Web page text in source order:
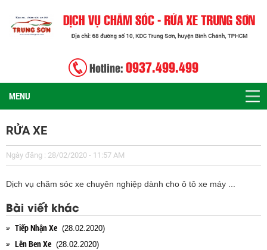
Hotline: 0937.499.499
MENU
RỬA XE
Ngày đăng : 28/02/2020 - 11:57 AM
Dịch vụ chăm sóc xe chuyên nghiệp dành cho ô tô xe máy ...
Bài viết khác
Tiếp Nhận Xe (28.02.2020)
Lên Ben Xe (28.02.2020)